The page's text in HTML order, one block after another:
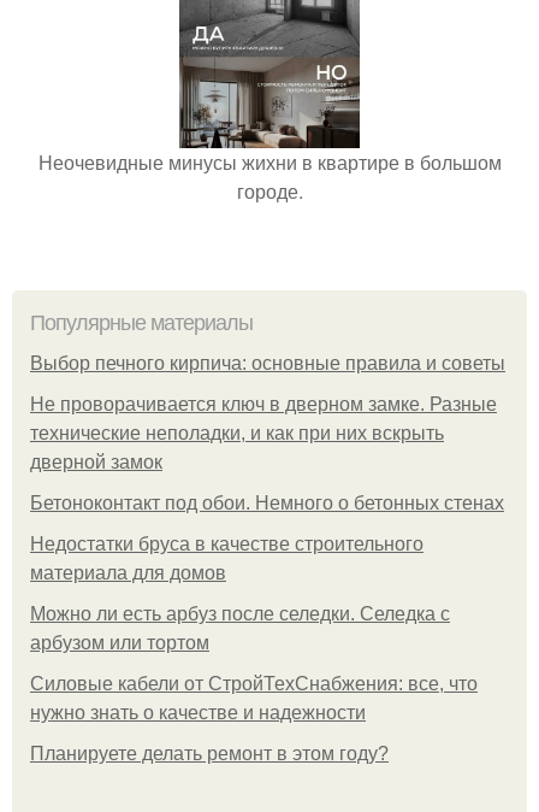
Неочевидные минусы жихни в квартире в большом
городе.
Популярные материалы
Выбор печного кирпича: основные правила и советы
Не проворачивается ключ в дверном замке. Разные
технические неполадки, и как при них вскрыть
дверной замок
Бетоноконтакт под обои. Немного о бетонных стенах
Недостатки бруса в качестве строительного
материала для домов
Можно ли есть арбуз после селедки. Селедка с
арбузом или тортом
Силовые кабели от СтройТехСнабжения: все, что
нужно знать о качестве и надежности
Планируете делать ремонт в этом году?